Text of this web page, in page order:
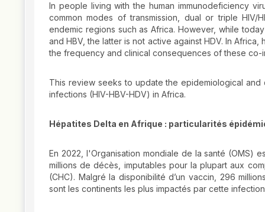
In people living with the human immunodeficiency
common modes of transmission, dual or triple HIV/
endemic regions such as Africa. However, while
and HBV, the latter is not active against HDV. In
the frequency and clinical consequences of these co-
This review seeks to update the epidemiological
infections (HIV-HBV-HDV) in Africa.
Hépatites Delta en Afrique : particularités
En 2022, l'Organisation mondiale de la santé (OMS)
millions de décès, imputables pour la plupart aux
(CHC). Malgré la disponibilité d’un vaccin, 296
sont les continents les plus impactés par cette